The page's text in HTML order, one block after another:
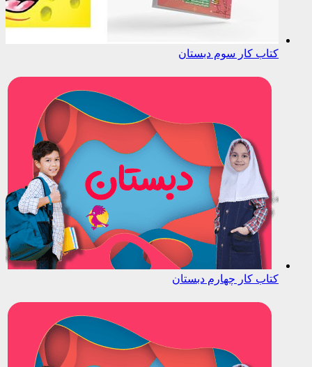
کتاب کار سوم دبستان
کتاب کار چهارم دبستان